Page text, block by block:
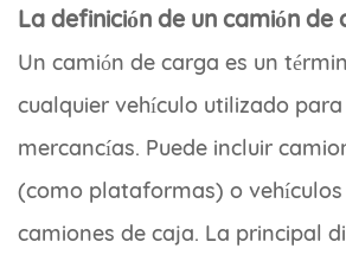
La definición de un camión de
Un camión de carga es un
cualquier vehículo utilizado
mercancías. Puede incluir
(como plataformas) o
camiones de caja. La principal